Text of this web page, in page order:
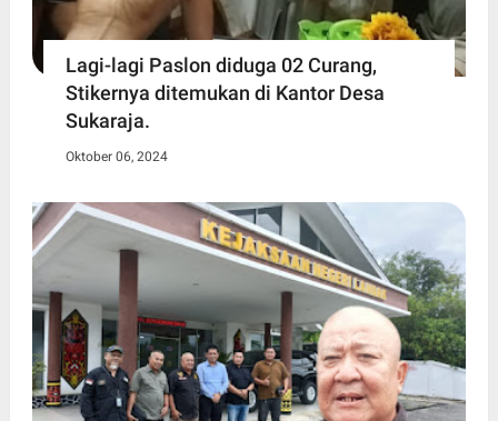
Lagi-lagi Paslon diduga 02 Curang,
Stikernya ditemukan di Kantor Desa
Sukaraja.
Oktober 06, 2024